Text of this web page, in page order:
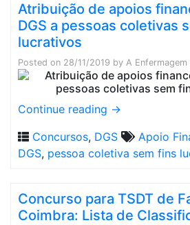
Atribuição de apoios
DGS a pessoas coletivas
lucrativos
Posted on 28/11/2019 by A Enfermagem
Continue reading →
Concursos, DGS Apoio
DGS, pessoa coletiva sem fins
Concurso para TSDT de
Coimbra: Lista de